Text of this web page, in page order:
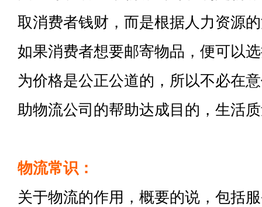
取消费者钱财，而是根据人力资源
如果消费者想要邮寄物品，便可以
为价格是公正公道的，所以不必在
助物流公司的帮助达成目的，生活
物流常识：
关于物流的作用，概要的说，包括